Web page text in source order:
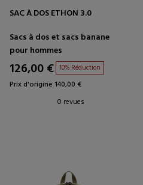
SAC À DOS ETHON 3.0
Sacs à dos et sacs banane
pour hommes
126,00 € 10% Réduction
Prix d'origine 140,00 €
0 revues